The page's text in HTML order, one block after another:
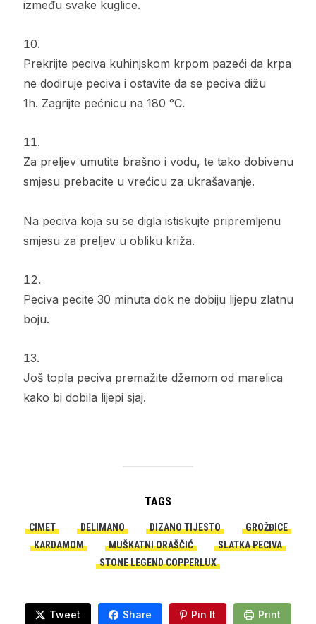
između svake kuglice.
Prekrijte peciva kuhinjskom krpom pazeći da krpa
ne dodiruje peciva i ostavite da se peciva dižu
1h. Zagrijte pećnicu na 180 °C.
Za preljev umutite brašno i vodu, te tako dobivenu
smjesu prebacite u vrećicu za ukrašavanje.
Na peciva koja su se digla istiskujte pripremljenu
smjesu za preljev u obliku križa.
Peciva pecite 30 minuta dok ne dobiju lijepu zlatnu
boju.
Još topla peciva premažite džemom od marelica
kako bi dobila lijepi sjaj.
TAGS
CIMET DELIMANO DIZANO TIJESTO
GROŽĐICE
KARDAMOM
MUŠKATNI ORAŠČIĆ
SLATKA PECIVA
STONE LEGEND COPPERLUX
Tweet Share Pin It Print